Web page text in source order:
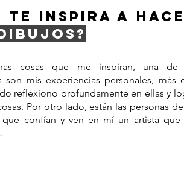
TE INSPIRA A
cosas que me inspiran, una de
son mis experiencias personales, más
reflexiono profundamente en ellas y
Por otro lado, están las personas
que confían y ven en mí un artista que